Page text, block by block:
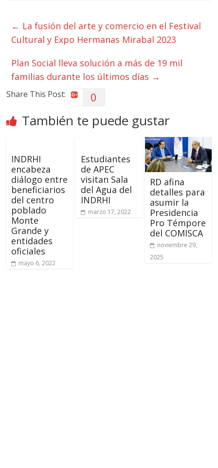
← La fusión del arte y comercio en el Festival
Cultural y Expo Hermanas Mirabal 2023
Plan Social lleva solución a más de 19 mil
familias durante los últimos días →
Share This Post: 0
También te puede gustar
INDRHI
encabeza
diálogo entre
beneficiarios
del centro
poblado
Monte
Grande y
entidades
oficiales
mayo 6, 2022
Estudiantes
de APEC
visitan Sala
del Agua del
INDRHI
marzo 17, 2022
RD afina
detalles para
asumir la
Presidencia
Pro Témpore
del COMISCA
noviembre 29,
2025